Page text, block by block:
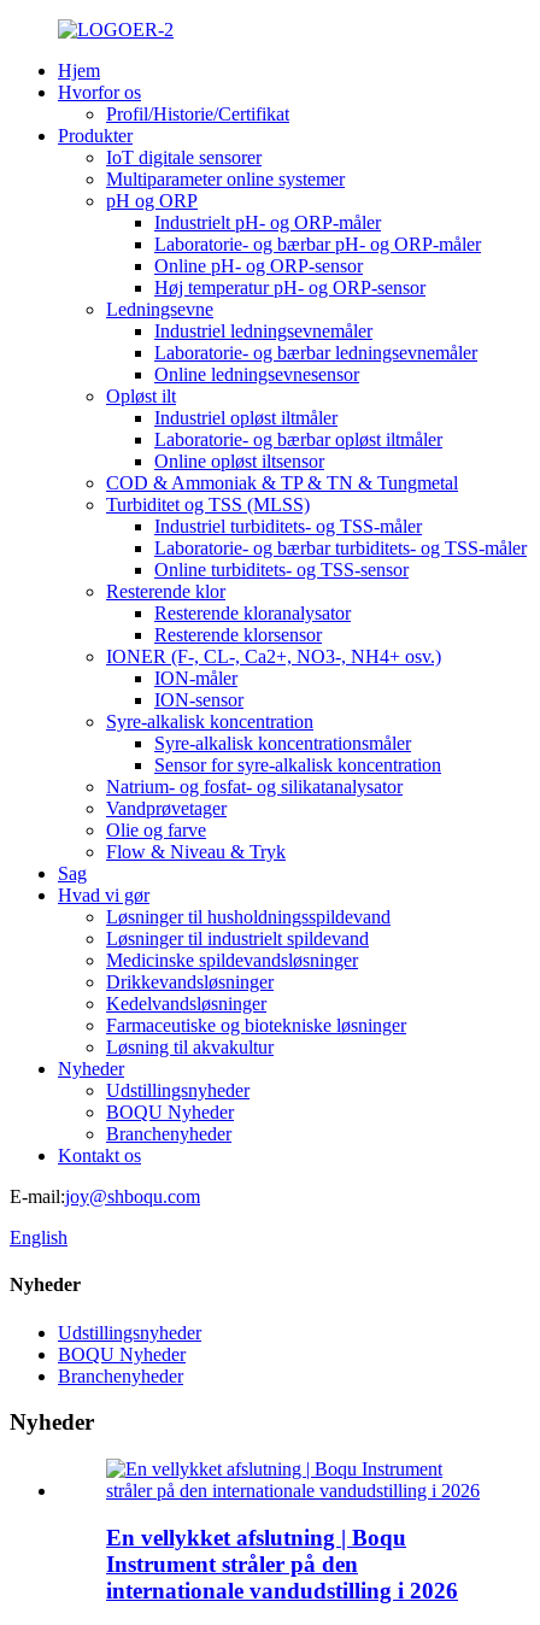
Hjem
Hvorfor os
Profil/Historie/Certifikat
Produkter
IoT digitale sensorer
Multiparameter online systemer
pH og ORP
Industrielt pH- og ORP-måler
Laboratorie- og bærbar pH- og ORP-måler
Online pH- og ORP-sensor
Høj temperatur pH- og ORP-sensor
Ledningsevne
Industriel ledningsevnemåler
Laboratorie- og bærbar ledningsevnemåler
Online ledningsevnesensor
Opløst ilt
Industriel opløst iltmåler
Laboratorie- og bærbar opløst iltmåler
Online opløst iltsensor
COD & Ammoniak & TP & TN & Tungmetal
Turbiditet og TSS (MLSS)
Industriel turbiditets- og TSS-måler
Laboratorie- og bærbar turbiditets- og TSS-måler
Online turbiditets- og TSS-sensor
Resterende klor
Resterende kloranalysator
Resterende klorsensor
IONER (F-, CL-, Ca2+, NO3-, NH4+ osv.)
ION-måler
ION-sensor
Syre-alkalisk koncentration
Syre-alkalisk koncentrationsmåler
Sensor for syre-alkalisk koncentration
Natrium- og fosfat- og silikatanalysator
Vandprøvetager
Olie og farve
Flow & Niveau & Tryk
Sag
Hvad vi gør
Løsninger til husholdningsspildevand
Løsninger til industrielt spildevand
Medicinske spildevandsløsninger
Drikkevandsløsninger
Kedelvandsløsninger
Farmaceutiske og biotekniske løsninger
Løsning til akvakultur
Nyheder
Udstillingsnyheder
BOQU Nyheder
Branchenyheder
Kontakt os
E-mail:joy@shboqu.com
English
Nyheder
Udstillingsnyheder
BOQU Nyheder
Branchenyheder
Nyheder
En vellykket afslutning | Boqu
Instrument stråler på den
internationale vandudstilling i 2026